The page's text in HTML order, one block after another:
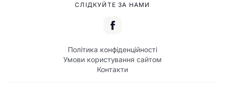
СЛІДКУЙТЕ ЗА НАМИ
Політика конфіденційності
Умови користування сайтом
Контакти